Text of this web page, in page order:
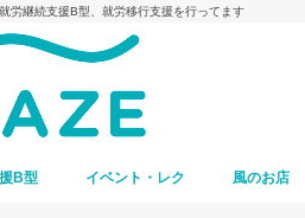
労継続支援B型、就労移行支援を行ってます
B型 イベント・レク 風のお店